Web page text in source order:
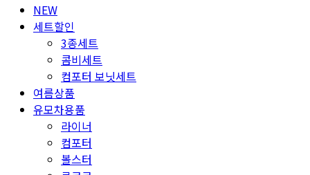
NEW
세트할인
3종세트
콤비세트
컴포터 보닛세트
여름상품
유모차용품
라이너
컴포터
볼스터